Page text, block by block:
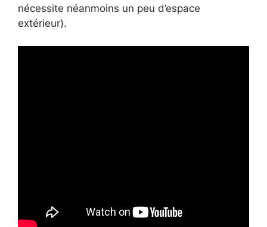
nécessite néanmoins un peu d’espace
extérieur).